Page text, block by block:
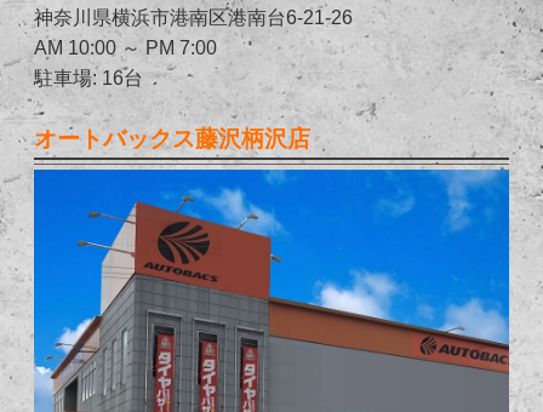
神奈川県横浜市港南区港南台6-21-26
AM 10:00 ～ PM 7:00
駐車場: 16台
オートバックス藤沢柄沢店